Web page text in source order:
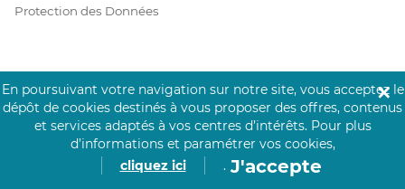
Protection des Données
Vie Privée
PAIEMENT SÉCURISÉ
En poursuivant votre navigation sur notre site, vous acceptez le
dépôt de cookies destinés à vous proposer des offres, contenus
et services adaptés à vos centres d’intérêts. Pour plus
d’informations et paramétrer vos cookies,
cliquez ici
. J'accepte
✕